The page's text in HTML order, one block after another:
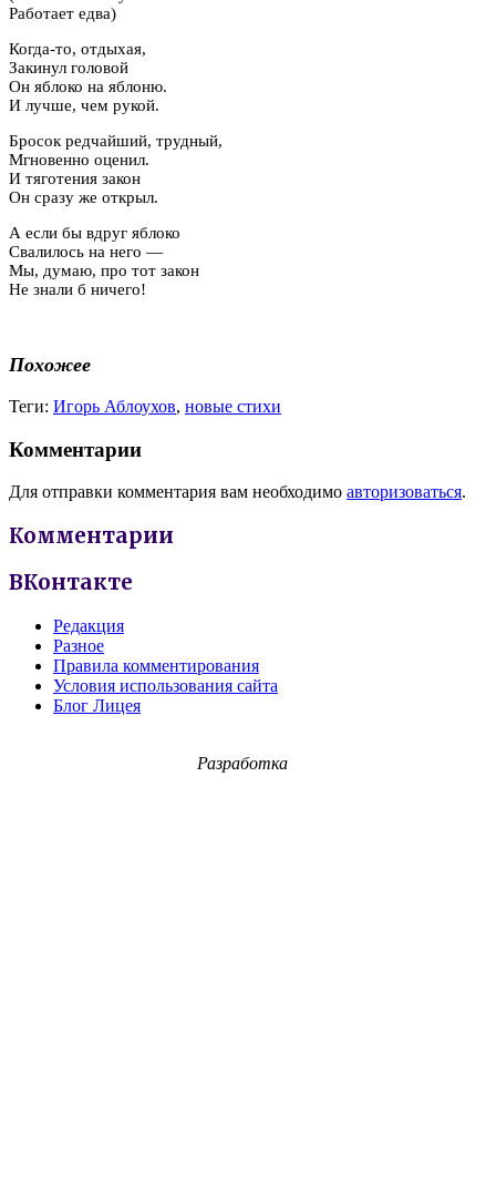
Работает едва)
Когда-то, отдыхая,
Закинул головой
Он яблоко на яблоню.
И лучше, чем рукой.
Бросок редчайший, трудный,
Мгновенно оценил.
И тяготения закон
Он сразу же открыл.
А если бы вдруг яблоко
Свалилось на него —
Мы, думаю, про тот закон
Не знали б ничего!
Похожее
Теги: Игорь Аблоухов, новые стихи
Комментарии
Для отправки комментария вам необходимо авторизоваться.
Комментарии
ВКонтакте
Редакция
Разное
Правила комментирования
Условия использования сайта
Блог Лицея
Разработка